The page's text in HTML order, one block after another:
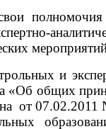
и
«Об общих
от